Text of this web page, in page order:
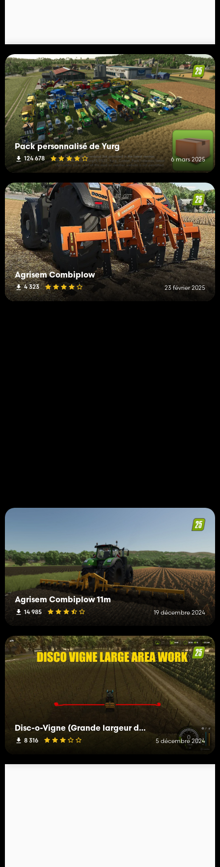
Pack personnalisé de Yurg
124 678 6 mars 2025
Agrisem Combiplow
4 323 23 février 2025
Agrisem Combiplow 11m
14 985 19 décembre 2024
Disc-o-Vigne (Grande largeur de travail)
8 316 5 décembre 2024